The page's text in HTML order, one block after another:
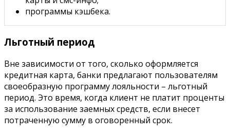
программы кэшбека.
Льготный период
Вне зависимости от того, сколько оформляется
кредитная карта, банки предлагают пользователям
своеобразную программу лояльности – льготный
период. Это время, когда клиент не платит проценты
за использование заемных средств, если внесет
потраченную сумму в оговоренный срок.